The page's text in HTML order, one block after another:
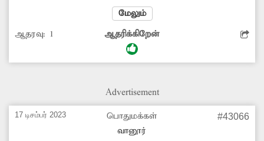
இல்லாததால் கழிவுநீர் தெருவில்
வழிந்தோடுகிறது. இதனால் சுகாதார சீர்கேடு
ஏற்பட்டு கடும் துர்நாற்றம் வீசுவதால்,
பொதுமக்களுக்கு தொற்று நோய் பரவும்
சுகாதார பணிகள் மேற்கொள்வதோடு, வடிகால்
வேண்டும்.
மேலும்
ஆதரவு: 1 ஆதரிக்கிறேன்
Advertisement
17 டிசம்பர் 2023
பொதுமக்கள்
வானூர்
#43066